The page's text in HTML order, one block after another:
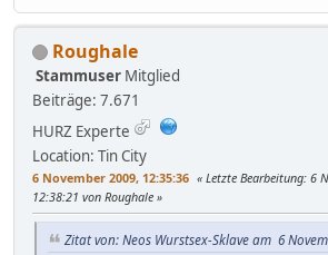
Roughale
Stammuser Mitglied
Beiträge: 7.671
HURZ Experte
Location: Tin City
6 November 2009, 12:35:36 Letzte Bearbeitung: 6
12:38:21 von Roughale
Zitat von: Neos Wurstsex-Sklave am 6